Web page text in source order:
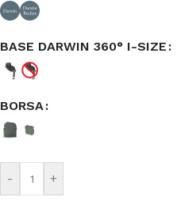
BASE DARWIN 360° I-SIZE
BORSA
- +